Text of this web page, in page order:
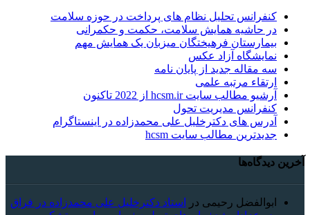
کنفرانس تحلیل نظام های پرداخت در حوزه سلامت
در حاشیه همایش سلامت، حکمت و حکمرانی
بیمارستان فرهیختگان میزبان یک همایش مهم
نمایشگاه آزاد عکس
سه مقاله جدید از پایان نامه
ارتقاء مرتبه علمی
آرشیو مطالب سایت hcsm.ir از 2022 تاکنون
کنفرانس مدیریت تحول
آدرس های دکترخلیل علی محمدزاده در اینستاگرام
جدیدترین مطالب سایت hcsm
آخرین دیدگاه‌ها
ابوالفضل رحیمی در
استاد دکترخلیل علی محمدزاده در فراق